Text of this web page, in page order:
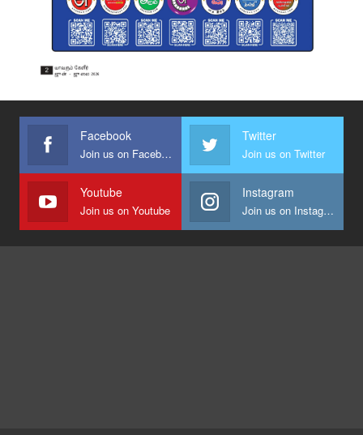
Facebook
Join us on Facebook
Twitter
Join us on Twitter
Youtube
Join us on Youtube
Instagram
Join us on Instagram